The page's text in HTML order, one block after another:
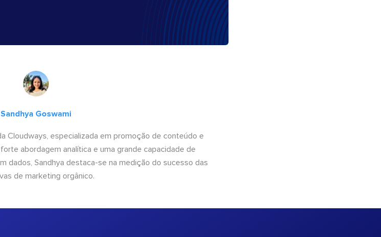
Sandhya Goswami
Cloudways, especializada em promoção de conteúdo e
abordagem analítica e uma grande capacidade de
dados, Sandhya destaca-se na medição do sucesso das
de marketing orgânico.